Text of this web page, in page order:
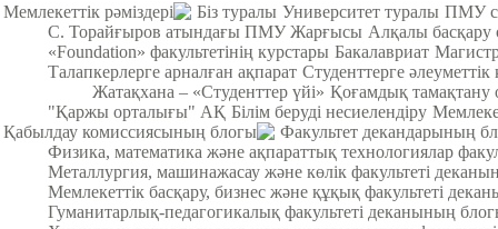
Мемлекеттік рәміздері
Біз туралы Университет туралы ПМУ
С. Торайғыров атындағы ПМУ Жарғысы Алқалы басқару
«Foundation» факультетінің курстары Бакалавриат
Талапкерлерге арналған ақпарат Студенттерге әлеуметтік
Жатақхана – «Студенттер үйі» Қоғамдық тамақтану
"Қаржы орталығы" АҚ Білім беруді несиелендіру
Қабылдау комиссиясының блогы
Факультет декандарының
Физика, математика және ақпараттық технологиялар
Металлургия, машинажасау және көлік факультеті
Мемлекеттік басқару, бизнес және құқық факультеті
Гуманитарлық-педагогикалық факультеті деканының